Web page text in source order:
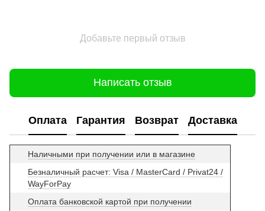
Добавьте первый отзыв
Написать отзыв
Оплата Гарантия Возврат Доставка
Наличными при получении или в магазине
Безналичный расчет: Visa / MasterCard / Privat24 /
WayForPay
Оплата банковской картой при получении